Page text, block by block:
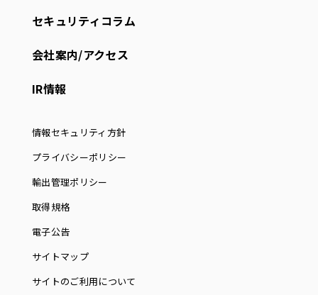
セキュリティコラム
会社案内/アクセス
IR情報
情報セキュリティ方針
プライバシーポリシー
輸出管理ポリシー
取得規格
電子公告
サイトマップ
サイトのご利用について